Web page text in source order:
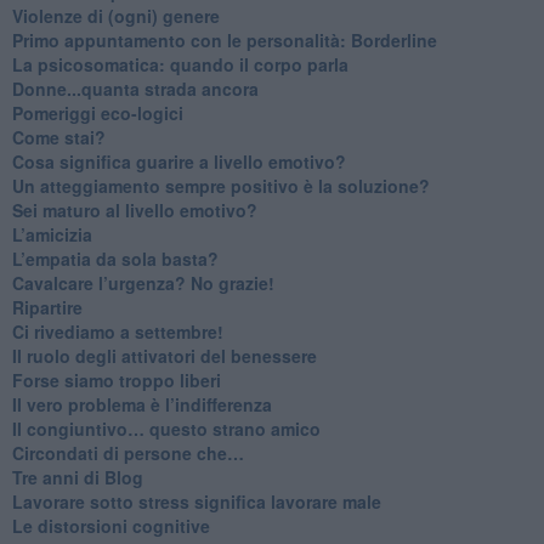
Violenze di (ogni) genere
​Primo appuntamento con le personalità: Borderline
La psicosomatica: quando il corpo parla
Donne...quanta strada ancora
​Pomeriggi eco-logici
​Come stai?
Cosa significa guarire a livello emotivo?
​Un atteggiamento sempre positivo è la soluzione?
​Sei maturo al livello emotivo?
​L’amicizia
​L’empatia da sola basta?
​Cavalcare l’urgenza? No grazie!
Ripartire
​Ci rivediamo a settembre!
​Il ruolo degli attivatori del benessere
​Forse siamo troppo liberi
​Il vero problema è l’indifferenza
​Il congiuntivo… questo strano amico
​Circondati di persone che…
​Tre anni di Blog
​Lavorare sotto stress significa lavorare male
​Le distorsioni cognitive